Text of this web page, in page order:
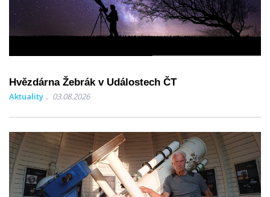
Hvězdárna Žebrák v Událostech ČT
Aktuality 03.08.2026